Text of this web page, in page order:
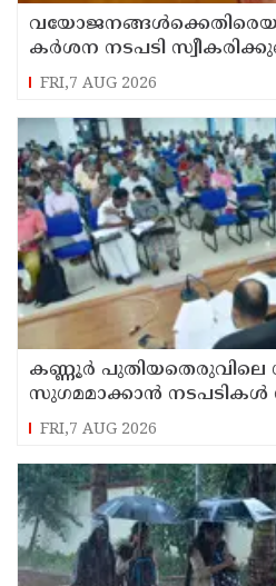
കർശന നടപടി
FRI,7 AUG 2026
കണ്ണൂർ പുതിയതെരുവിലെ
സുഗമമാക്കാന്‍ നടപടികള്‍
FRI,7 AUG 2026